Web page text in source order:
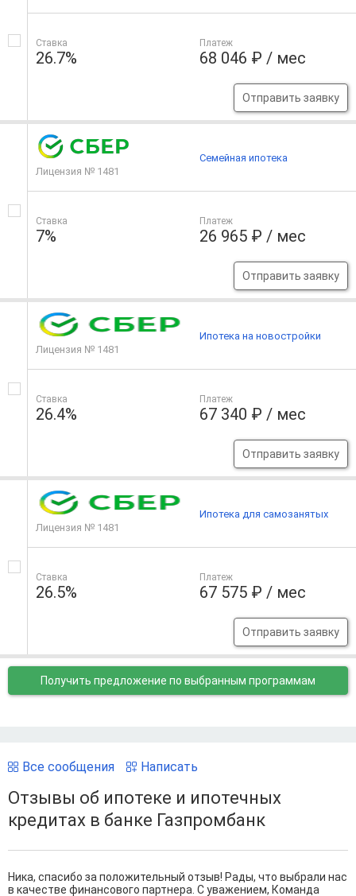
Ставка
26.7%
Платеж
68 046 ₽ / мес
Отправить заявку
Лицензия № 1481
Ставка
7%
Платеж
26 965 ₽ / мес
Отправить заявку
Семейная ипотека
Лицензия № 1481
Ставка
26.4%
Платеж
67 340 ₽ / мес
Отправить заявку
Ипотека на новостройки
Лицензия № 1481
Ставка
26.5%
Платеж
67 575 ₽ / мес
Отправить заявку
Ипотека для самозанятых
Получить предложение по выбранным программам
Все сообщения Написать
Отзывы об ипотеке и ипотечных
кредитах в банке Газпромбанк
Ника, спасибо за положительный отзыв! Рады, что выбрали нас
в качестве финансового партнера. С уважением, Команда